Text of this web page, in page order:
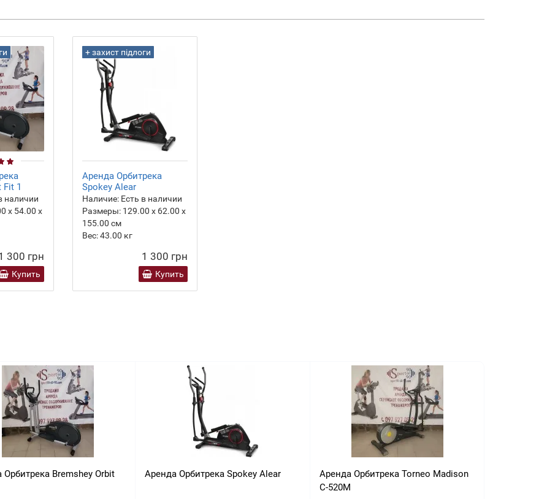
Fit 1
наличии
х 54.00 х
300 грн
Купить
+ захист підлоги
Аренда Орбитрека
Spokey Alear
Наличие: Есть в наличии
Размеры: 129.00 х 62.00 х
155.00 см
Вес:43.00 кг
1 300 грн
Купить
Орбитрека Bremshey Orbit
Аренда Орбитрека Spokey Alear
Аренда Орбитрека Torneo Madison
C-520M